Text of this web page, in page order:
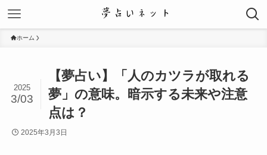
ホーム
【夢占い】「人のカツラが取れる
夢」の意味。暗示する未来や注意
点は？
2025
3/03
2025年3月3日